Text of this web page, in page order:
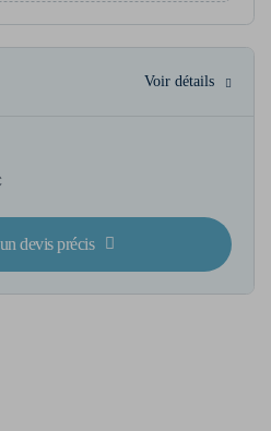
Voir détails
devis précis